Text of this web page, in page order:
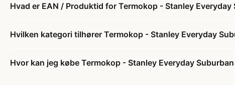
Hvad er EAN / Produktid for Termokop - Stanley
Hvilken kategori tilhører Termokop - Stanley Everyday
Hvor kan jeg købe Termokop - Stanley Everyday